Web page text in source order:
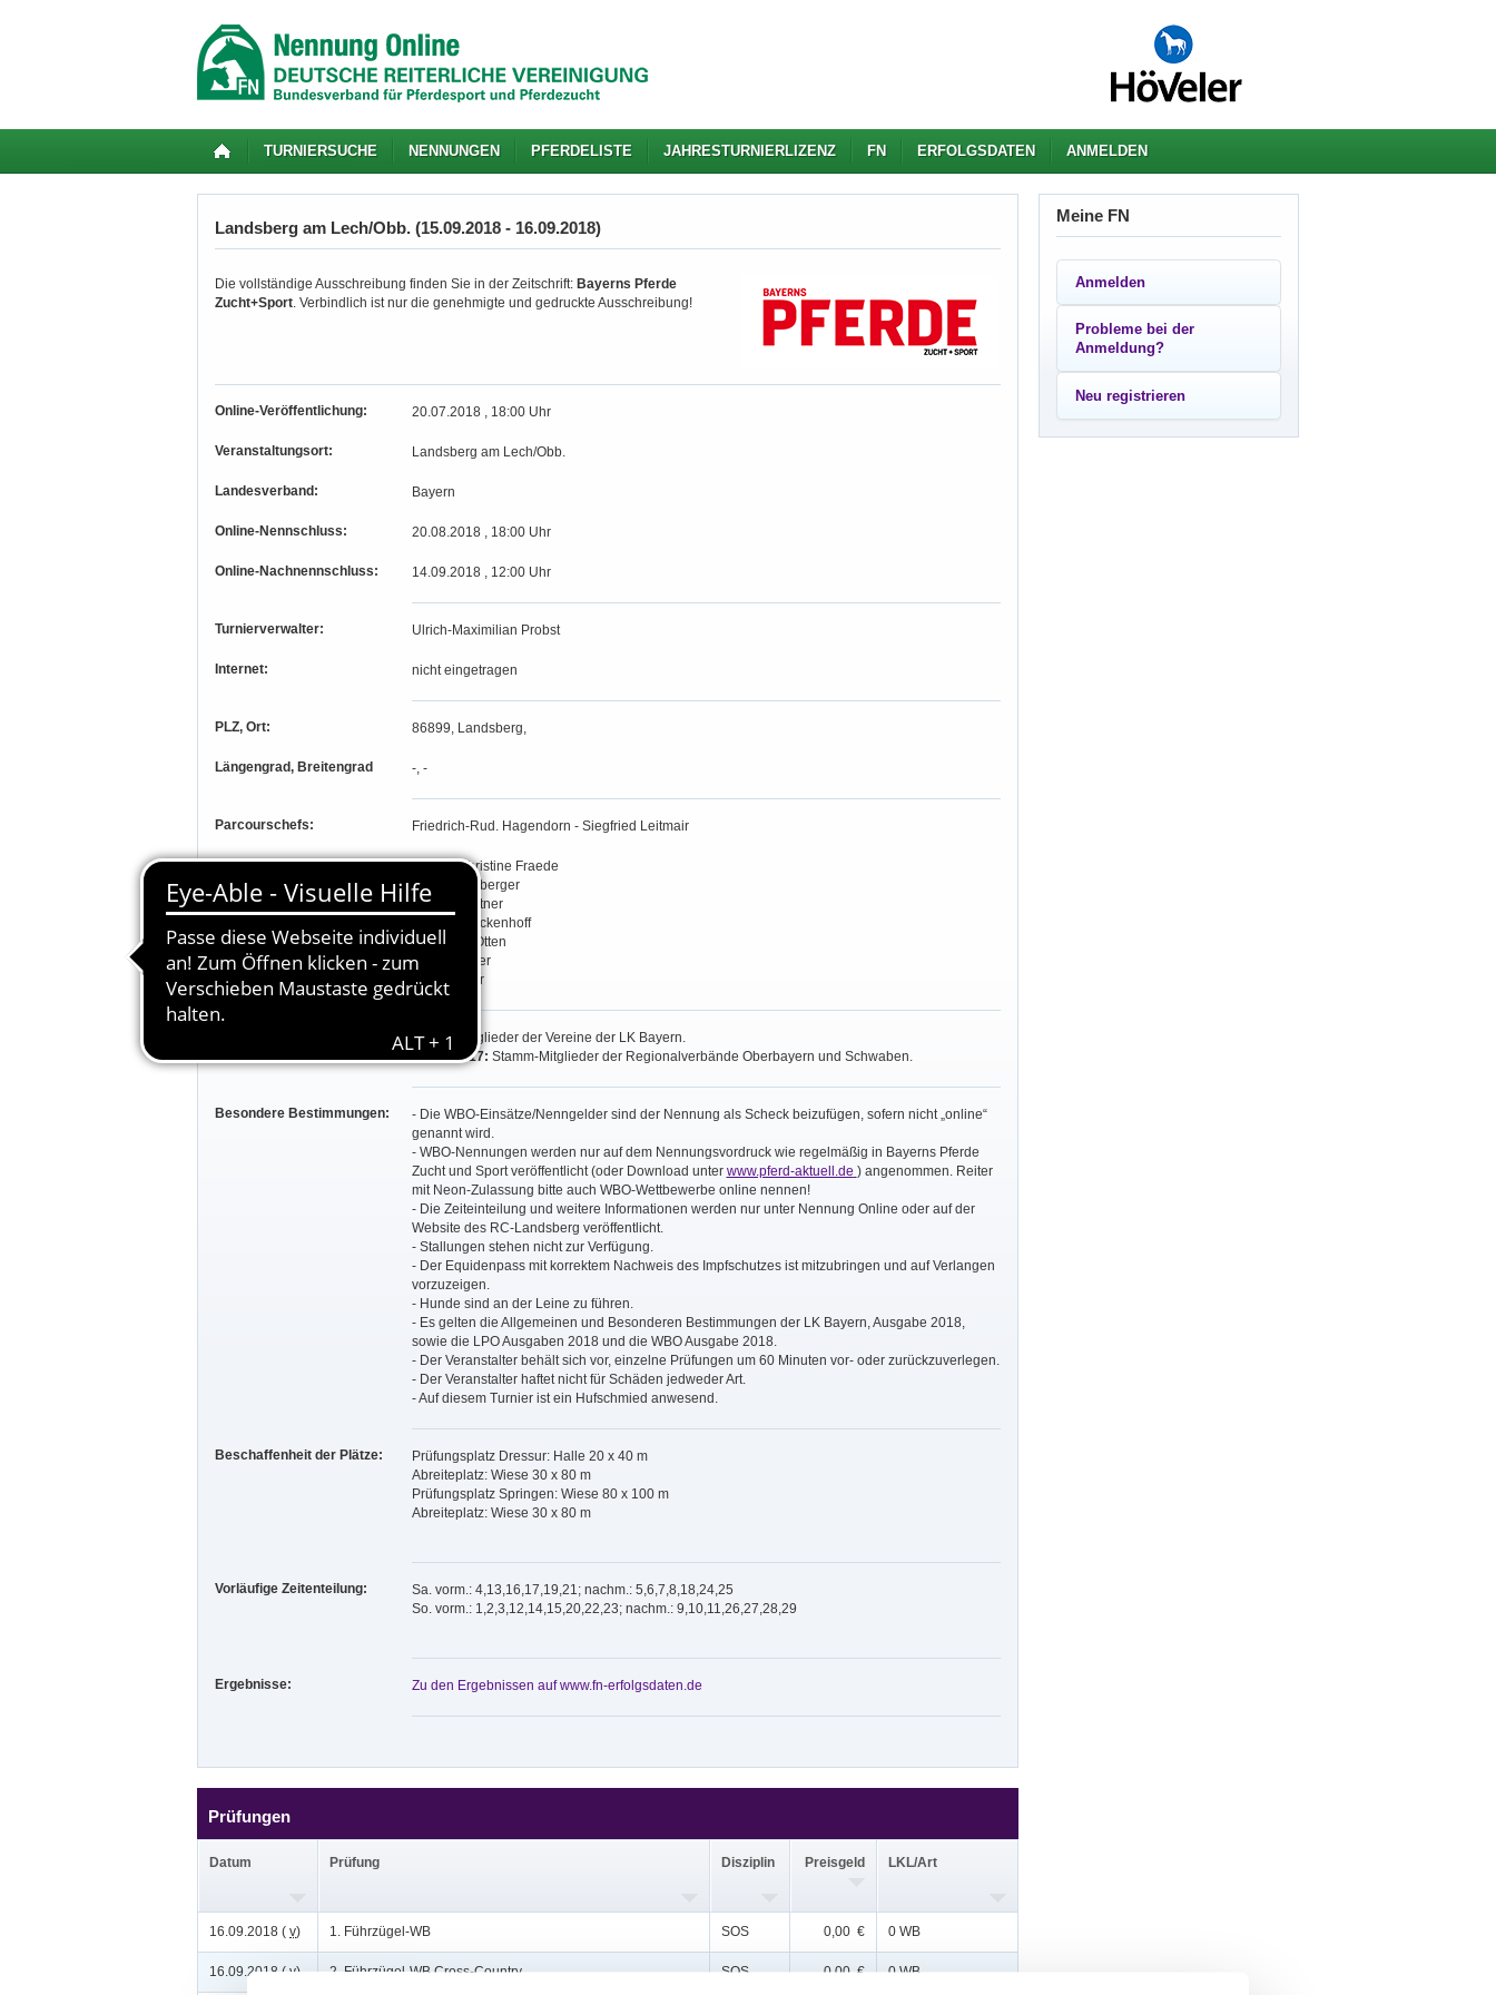
TURNIERSUCHE NENNUNGEN PFERDELISTE JAHRESTURNIERLIZENZ FN ERFOLGSDATEN ANMELDEN
Landsberg am Lech/Obb. (15.09.2018 - 16.09.2018)
Die vollständige Ausschreibung finden Sie in der Zeitschrift: Bayerns Pferde
Zucht+Sport. Verbindlich ist nur die genehmigte und gedruckte Ausschreibung!
Online-Veröffentlichung: 20.07.2018 , 18:00 Uhr
Veranstaltungsort: Landsberg am Lech/Obb.
Landesverband: Bayern
Online-Nennschluss: 20.08.2018 , 18:00 Uhr
Online-Nachnennschluss: 14.09.2018 , 12:00 Uhr
Turnierverwalter: Ulrich-Maximilian Probst
Internet: nicht eingetragen
PLZ, Ort: 86899, Landsberg,
Längengrad, Breitengrad -, -
Parcourschefs: Friedrich-Rud. Hagendorn - Siegfried Leitmair
Richter:
Marion Christine Fraede
Silke Hitzelberger
Monika Kuftner
Thomas Löckenhoff
Franziska Otten
Nina Schäfer
Silke Walter
Stamm-Mitglieder der Vereine der LK Bayern.
Prfg. 16+17: Stamm-Mitglieder der Regionalverbände Oberbayern und Schwaben.
Besondere Bestimmungen:
- Die WBO-Einsätze/Nenngelder sind der Nennung als Scheck beizufügen, sofern nicht „online“
genannt wird.
- WBO-Nennungen werden nur auf dem Nennungsvordruck wie regelmäßig in Bayerns Pferde
Zucht und Sport veröffentlicht (oder Download unter www.pferd-aktuell.de ) angenommen. Reiter
mit Neon-Zulassung bitte auch WBO-Wettbewerbe online nennen!
- Die Zeiteinteilung und weitere Informationen werden nur unter Nennung Online oder auf der
Website des RC-Landsberg veröffentlicht.
- Stallungen stehen nicht zur Verfügung.
- Der Equidenpass mit korrektem Nachweis des Impfschutzes ist mitzubringen und auf Verlangen
vorzuzeigen.
- Hunde sind an der Leine zu führen.
- Es gelten die Allgemeinen und Besonderen Bestimmungen der LK Bayern, Ausgabe 2018,
sowie die LPO Ausgaben 2018 und die WBO Ausgabe 2018.
- Der Veranstalter behält sich vor, einzelne Prüfungen um 60 Minuten vor- oder zurückzuverlegen.
- Der Veranstalter haftet nicht für Schäden jedweder Art.
- Auf diesem Turnier ist ein Hufschmied anwesend.
Beschaffenheit der Plätze:
Prüfungsplatz Dressur: Halle 20 x 40 m
Abreiteplatz: Wiese 30 x 80 m
Prüfungsplatz Springen: Wiese 80 x 100 m
Abreiteplatz: Wiese 30 x 80 m
Vorläufige Zeitenteilung:
Sa. vorm.: 4,13,16,17,19,21; nachm.: 5,6,7,8,18,24,25
So. vorm.: 1,2,3,12,14,15,20,22,23; nachm.: 9,10,11,26,27,28,29
Ergebnisse: Zu den Ergebnissen auf www.fn-erfolgsdaten.de
Prüfungen
Datum Prüfung Disziplin Preisgeld LKL/Art
16.09.2018 ( v) 1. Führzügel-WB SOS 0,00 € 0 WB
16.09.2018 (v) 2. Führzügel-WB Cross-Country SOS 0,00 € 0 WB
Meine FN
Anmelden
Probleme bei der
Anmeldung?
Neu registrieren